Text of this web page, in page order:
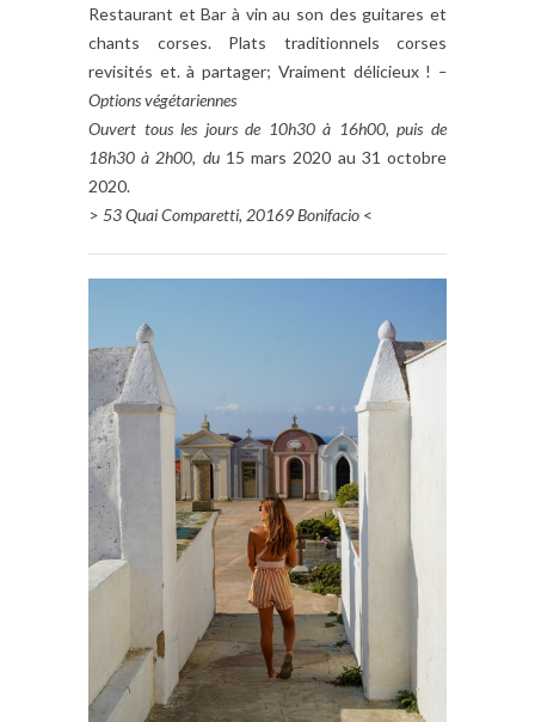
Restaurant et Bar à vin au son des guitares et
chants corses. Plats traditionnels corses
revisités et. à partager; Vraiment délicieux ! –
Options végétariennes
Ouvert tous les jours de 10h30 à 16h00, puis de
18h30 à 2h00, du 15 mars 2020 au 31 octobre
2020.
> 53 Quai Comparetti, 20169 Bonifacio <